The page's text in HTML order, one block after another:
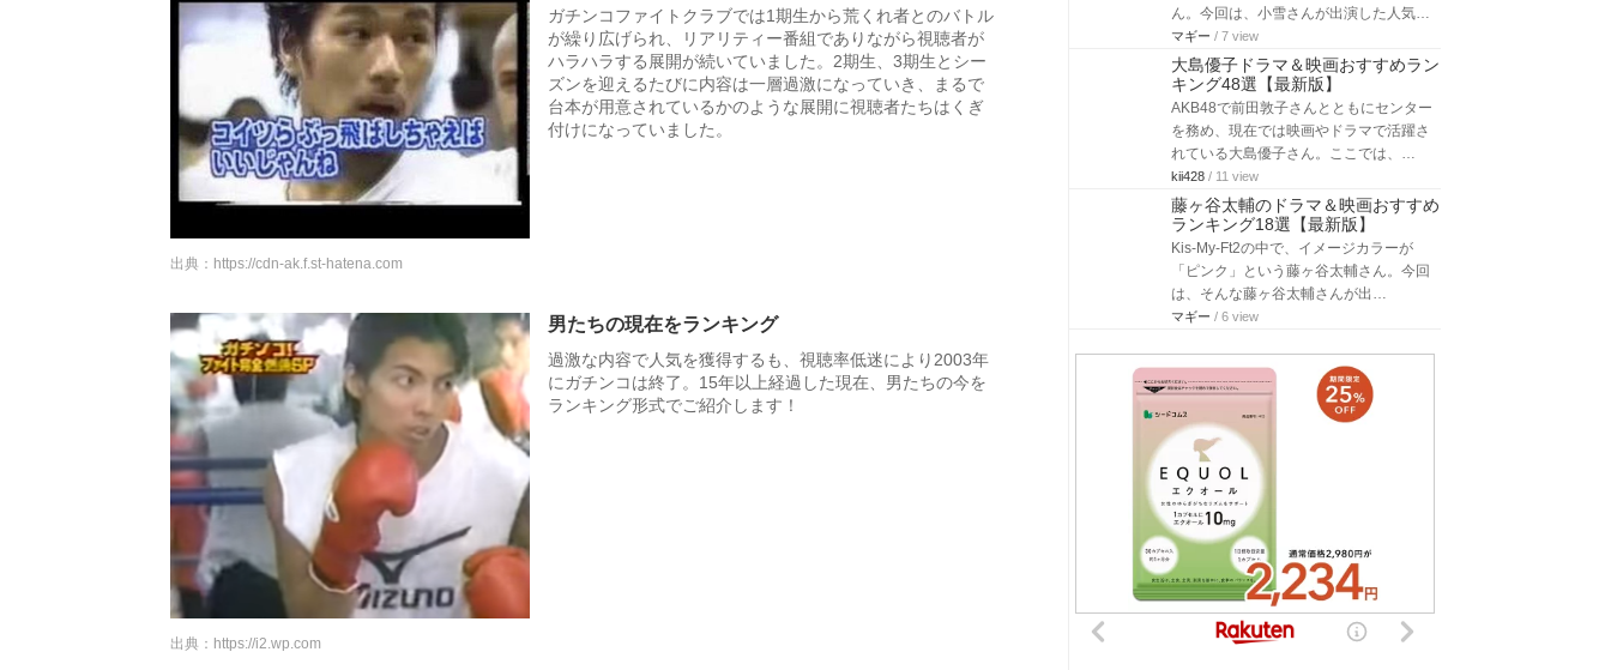
ガチンコファイトクラブでは1期生から荒くれ者とのバトル
が繰り広げられ、リアリティー番組でありながら視聴者が
ハラハラする展開が続いていました。2期生、3期生とシー
ズンを迎えるたびに内容は一層過激になっていき、まるで
台本が用意されているかのような展開に視聴者たちはくぎ
付けになっていました。
出典： https://cdn-ak.f.st-hatena.com
男たちの現在をランキング
過激な内容で人気を獲得するも、視聴率低迷により2003年
にガチンコは終了。15年以上経過した現在、男たちの今を
ランキング形式でご紹介します！
出典： https://i2.wp.com
ん。今回は、小雪さんが出演した人気…
マギー / 7 view
大島優子ドラマ＆映画おすすめラン
キング48選【最新版】
AKB48で前田敦子さんとともにセンター
を務め、現在では映画やドラマで活躍さ
れている大島優子さん。ここでは、…
kii428 / 11 view
藤ヶ谷太輔のドラマ＆映画おすすめ
ランキング18選【最新版】
Kis-My-Ft2の中で、イメージカラーが
「ピンク」という藤ヶ谷太輔さん。今回
は、そんな藤ヶ谷太輔さんが出…
マギー / 6 view